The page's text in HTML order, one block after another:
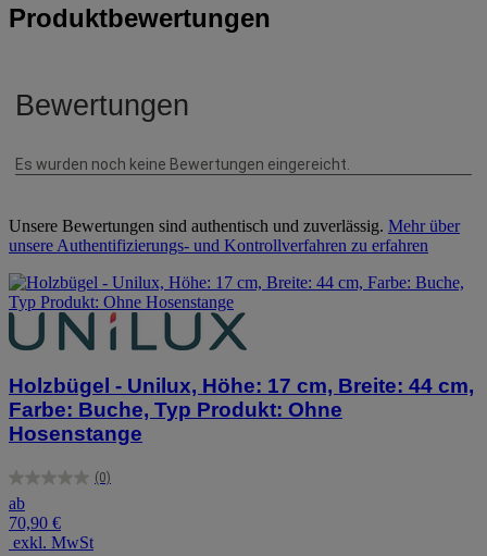
Produktbewertungen
Unsere Bewertungen sind authentisch und zuverlässig. Mehr über
unsere Authentifizierungs- und Kontrollverfahren zu erfahren
Holzbügel - Unilux, Höhe: 17 cm, Breite: 44 cm,
Farbe: Buche, Typ Produkt: Ohne
Hosenstange
(0)
0.0
von
5
Sternen.
ab
70,90 €
exkl. MwSt